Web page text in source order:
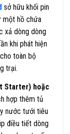
sở hữu khối pin
một hồ chứa
xả dòng dòng
khi phát hiện
toàn bộ
trại.
Starter) hoặc
hợp thêm tủ
nước tưới tiêu
điều tiết dòng